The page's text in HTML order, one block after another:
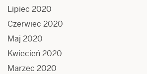
Lipiec 2020
Czerwiec 2020
Maj 2020
Kwiecień 2020
Marzec 2020